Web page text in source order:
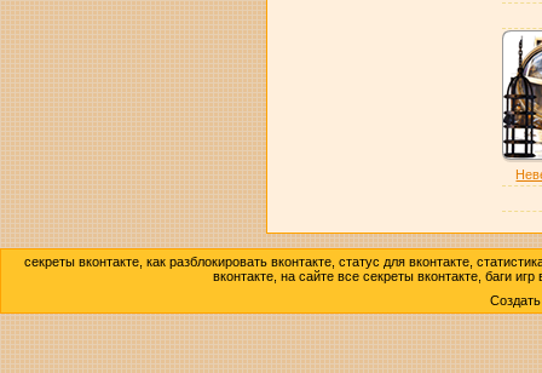
секреты вконтакте, как разблокировать вконтакте, статус для вконтакте,
вконтакте, на сайте все секреты вконтакте, баги